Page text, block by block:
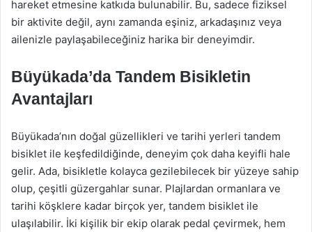
hareket etmesine katkıda bulunabilir. Bu, sadece fiziksel
bir aktivite değil, aynı zamanda eşiniz, arkadaşınız veya
ailenizle paylaşabileceğiniz harika bir deneyimdir.
Büyükada’da Tandem Bisikletin
Avantajları
Büyükada’nın doğal güzellikleri ve tarihi yerleri tandem
bisiklet ile keşfedildiğinde, deneyim çok daha keyifli hale
gelir. Ada, bisikletle kolayca gezilebilecek bir yüzeye sahip
olup, çeşitli güzergahlar sunar. Plajlardan ormanlara ve
tarihi köşklere kadar birçok yer, tandem bisiklet ile
ulaşılabilir. İki kişilik bir ekip olarak pedal çevirmek, hem